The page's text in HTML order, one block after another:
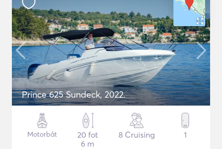
Prince 625 Sundeck, 2022.
Motorbåt
20 fot
6 m
8 Cruising 1